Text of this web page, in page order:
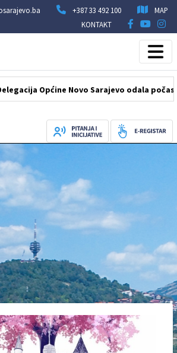
+387 33 492 100
MAP
KONTAKT
Općine Novo Sarajevo odala počast